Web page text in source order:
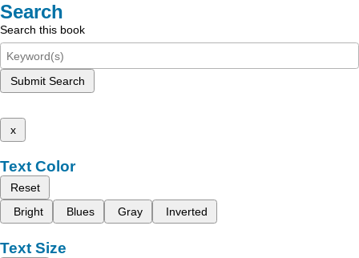
Search
Search this book
Submit Search
x
Text Color
Reset
Bright
Blues Gray Inverted
Text Size